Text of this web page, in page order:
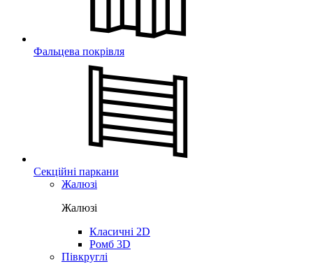
Фальцева покрівля
Секційні паркани
Жалюзі
Жалюзі
Класичні 2D
Ромб 3D
Півкруглі